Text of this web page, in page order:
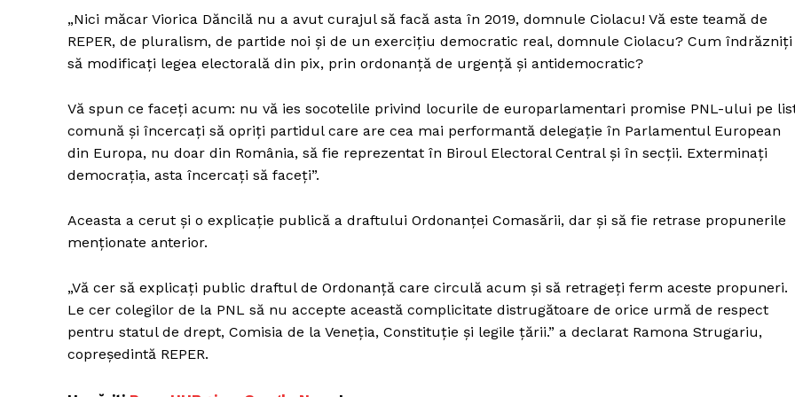
„Nici măcar Viorica Dăncilă nu a avut curajul să facă asta în 2019, domnule Ciolacu! Vă este teamă de
REPER, de pluralism, de partide noi şi de un exercițiu democratic real, domnule Ciolacu? Cum îndrăzniți
să modificați legea electorală din pix, prin ordonanță de urgență şi antidemocratic?
Vă spun ce faceți acum: nu vă ies socotelile privind locurile de europarlamentari promise PNL-ului pe
comună și încercați să opriți partidul care are cea mai performantă delegație în Parlamentul European
din Europa, nu doar din România, să fie reprezentat în Biroul Electoral Central și în secții. Exterminați
democrația, asta încercați să faceți”.
Aceasta a cerut și o explicație publică a draftului Ordonanței Comasării, dar și să fie retrase propunerile
menționate anterior.
„Vă cer să explicați public draftul de Ordonanță care circulă acum şi să retrageți ferm aceste propuneri.
Le cer colegilor de la PNL să nu accepte această complicitate distrugătoare de orice urmă de respect
pentru statul de drept, Comisia de la Veneția, Constituție şi legile țării.” a declarat Ramona Strugariu,
copreședintă REPER.